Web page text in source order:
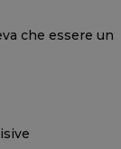
che essere un